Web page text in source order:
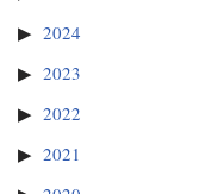
2024
2023
2022
2021